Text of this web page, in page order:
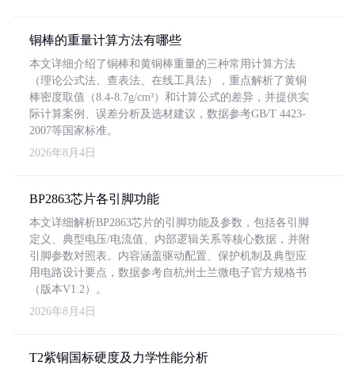
铜棒的重量计算方法有哪些
本文详细介绍了铜棒和黄铜棒重量的三种常用计算方法
（理论公式法、查表法、在线工具法），重点解析了黄铜
棒密度取值（8.4-8.7g/cm³）和计算公式的差异，并提供实
际计算案例、误差分析及选材建议，数据参考GB/T 4423-
2007等国家标准。
2026年8月4日
BP2863芯片各引脚功能
本文详细解析BP2863芯片的引脚功能及参数，包括各引脚
定义、典型电压/电流值、内部逻辑关系等核心数据，并附
引脚参数对照表。内容涵盖驱动配置、保护机制及典型应
用电路设计要点，数据参考自杭州士兰微电子官方规格书
（版本V1.2）。
2026年8月4日
T2紫铜国标硬度及力学性能分析